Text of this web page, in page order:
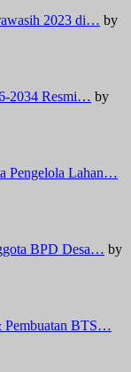
2023 di… by
2034 Resmi… by
Pengelola Lahan…
BPD Desa… by
Pembuatan BTS…